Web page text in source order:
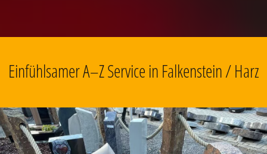
Einfühlsamer A–Z Service in Falkenstein / Harz